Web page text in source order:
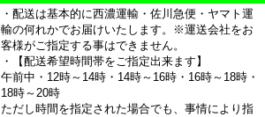
・配送は基本的に西濃運輸・佐川急便・ヤマト運
輸の何れかでお届けいたします。※運送会社をお
客様がご指定する事はできません。
・【配送希望時間帯をご指定出来ます】
午前中・12時～14時・14時～16時・16時～18時・
18時～20時
ただし時間を指定された場合でも、事情により指